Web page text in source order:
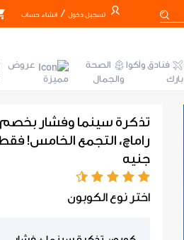
تسجيل دخول / انشاء حساب
فنادق وأكوا
بارك
الصحة
والجمال
عروض
مميزة
جنيه
اختر نوع الكوبون